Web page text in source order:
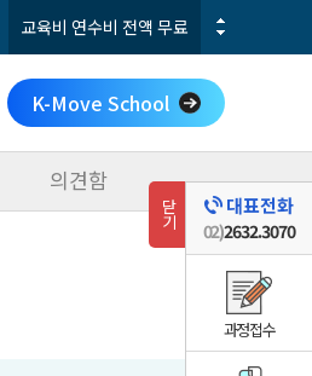
교육비 연수비 전액 무료
2개월(9회/주말) 교육비
K-Move School
의견함
대표전화
02)2632.3070
과정접수
닫기